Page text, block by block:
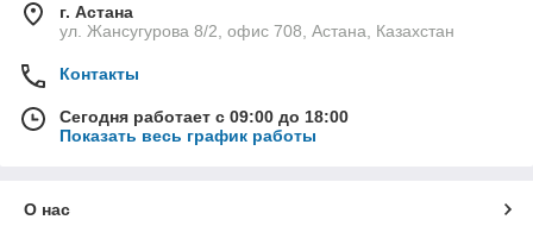
г. Астана
ул. Жансугурова 8/2, офис 708, Астана, Казахстан
Контакты
Сегодня работает с 09:00 до 18:00
Показать весь график работы
О нас